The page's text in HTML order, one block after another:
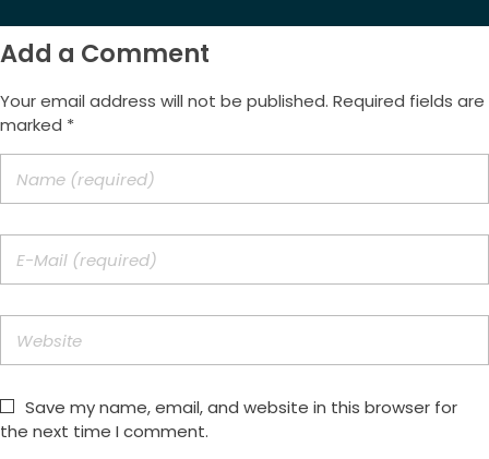
Add a Comment
Your email address will not be published. Required fields are
marked *
Save my name, email, and website in this browser for
the next time I comment.